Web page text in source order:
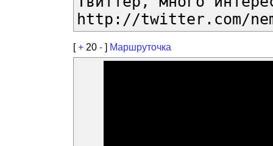
http://twitter.com/
[+ 20 - ] Маршруточка